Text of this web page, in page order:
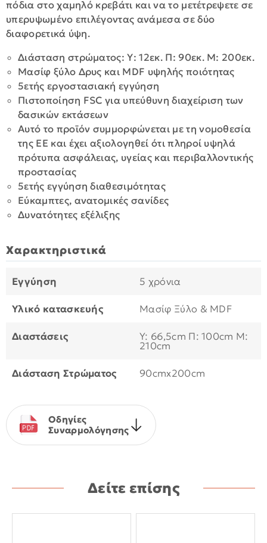
πόδια στο χαμηλό κρεβάτι και να το μετέτρεψετε σε
υπερυψωμένο επιλέγοντας ανάμεσα σε δύο
διαφορετικά ύψη.
Διάσταση στρώματος: Υ: 12εκ. Π: 90εκ. Μ: 200εκ.
Μασίφ ξύλο Δρυς και MDF υψηλής ποιότητας
5ετής εργοστασιακή εγγύηση
Πιστοποίηση FSC για υπεύθυνη διαχείριση των
δασικών εκτάσεων
Αυτό το προϊόν συμμορφώνεται με τη νομοθεσία
της ΕΕ και έχει αξιολογηθεί ότι πληροί υψηλά
πρότυπα ασφάλειας, υγείας και περιβαλλοντικής
προστασίας
5ετής εγγύηση διαθεσιμότητας
Εύκαμπτες, ανατομικές σανίδες
Δυνατότητες εξέλιξης
Χαρακτηριστικά
Εγγύηση 5 χρόνια
Υλικό κατασκευής Μασίφ Ξύλο & MDF
Διαστάσεις Y: 66,5cm Π: 100cm Μ:
210cm
Διάσταση Στρώματος 90cmx200cm
Οδηγίες
Συναρμολόγησης
Δείτε επίσης